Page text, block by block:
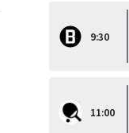
9:30
11:00